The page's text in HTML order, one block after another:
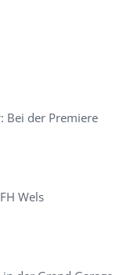
Bei der Premiere
Wels